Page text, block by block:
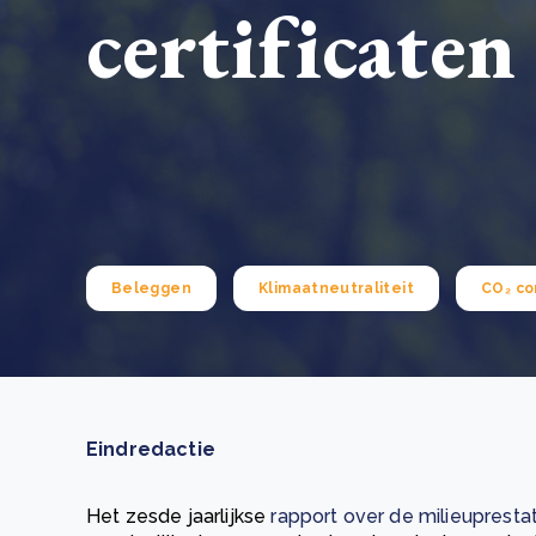
Green Wheels: transformerende stap voor
plasticinzameling in Sri Lanka
Lees
CSRD en uw positie als leverancier: wat verandert er
certificaten
Beleggen Klimaatneutraliteit CO₂
Eindredactie
Het zesde jaarlijkserapport over de